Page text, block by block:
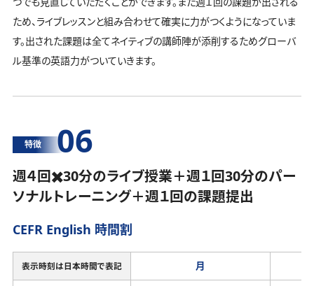
ため、ライブレッスンと組み合わせて確実に力がつくようになっていま
す。出された課題は全てネイティブの講師陣が添削するためグローバ
ル基準の英語力がついていきます。
特徴 06
週４回✖️30分のライブ授業＋週１回30分のパー
ソナルトレーニング＋週１回の課題提出
CEFR English 時間割
表示時刻は日本時間で表記 月